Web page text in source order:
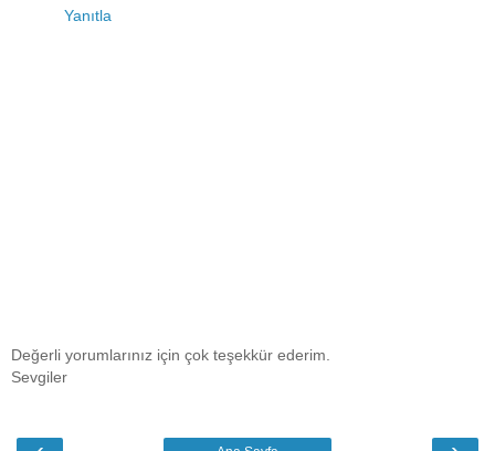
Yanıtla
Değerli yorumlarınız için çok teşekkür ederim.
Sevgiler